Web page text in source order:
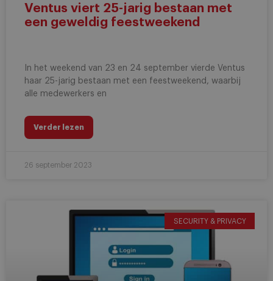
Ventus viert 25-jarig bestaan met
een geweldig feestweekend
In het weekend van 23 en 24 september vierde Ventus
haar 25-jarig bestaan met een feestweekend, waarbij
alle medewerkers en
Verder lezen
26 september 2023
SECURITY & PRIVACY